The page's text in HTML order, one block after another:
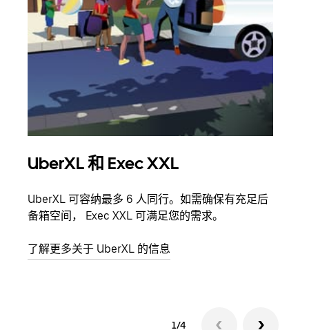
UberXL 和 Exec XXL
UberXL 可容纳最多 6 人同行。如需确保有充足后
备箱空间， Exec XXL 可满足您的需求。
了解更多关于 UberXL 的信息
1/4